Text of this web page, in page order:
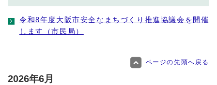
令和8年度大阪市安全なまちづくり推進協議会を開催
します（市民局）
ページの先頭へ戻る
2026年6月